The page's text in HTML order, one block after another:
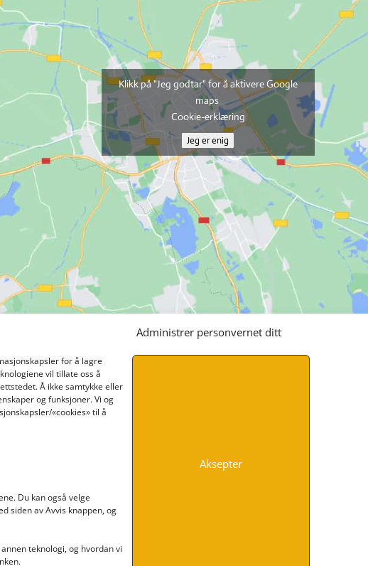
Administrer personvernet ditt
for å lagre
vil tillate oss å
Å ikke samtykke eller
og funksjoner. Vi og
«cookies» til å
Du kan også velge
siden av Avvis knappen, og
teknologi, og hvordan vi
Aksepter
Klikk på "Jeg godtar" for å aktivere Google
maps
Cookie-erklæring
Jeg er enig
INFORMASJON